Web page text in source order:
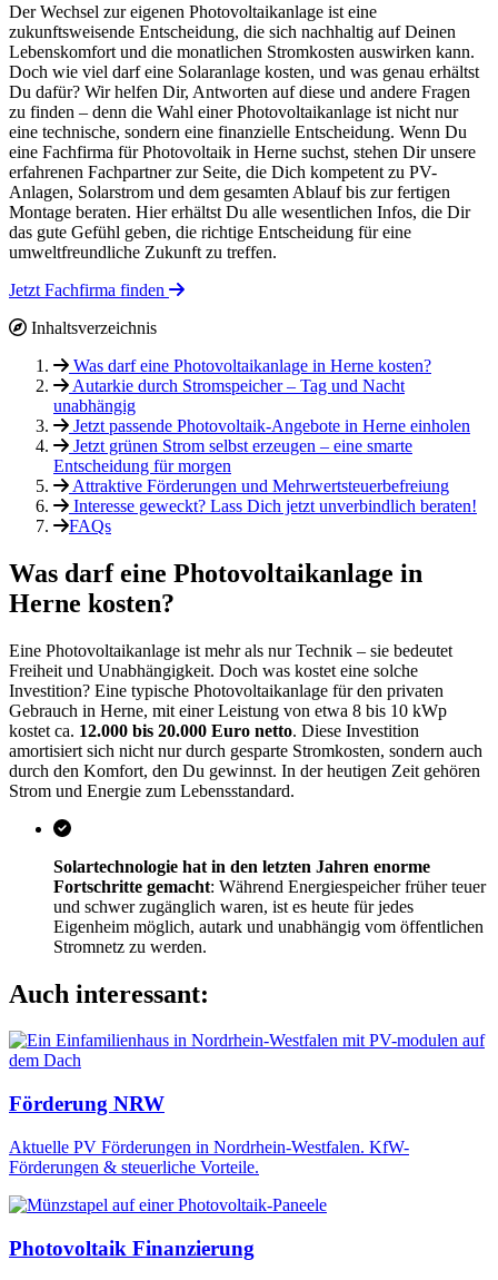
Der Wechsel zur eigenen Photovoltaikanlage ist eine
zukunftsweisende Entscheidung, die sich nachhaltig auf Deinen
Lebenskomfort und die monatlichen Stromkosten auswirken kann.
Doch wie viel darf eine Solaranlage kosten, und was genau erhältst
Du dafür? Wir helfen Dir, Antworten auf diese und andere Fragen
zu finden – denn die Wahl einer Photovoltaikanlage ist nicht nur
eine technische, sondern eine finanzielle Entscheidung. Wenn Du
eine Fachfirma für Photovoltaik in Herne suchst, stehen Dir unsere
erfahrenen Fachpartner zur Seite, die Dich kompetent zu PV-
Anlagen, Solarstrom und dem gesamten Ablauf bis zur fertigen
Montage beraten. Hier erhältst Du alle wesentlichen Infos, die Dir
das gute Gefühl geben, die richtige Entscheidung für eine
umweltfreundliche Zukunft zu treffen.
Jetzt Fachfirma finden
Inhaltsverzeichnis
Was darf eine Photovoltaikanlage in Herne kosten?
Autarkie durch Stromspeicher – Tag und Nacht
unabhängig
Jetzt passende Photovoltaik-Angebote in Herne einholen
Jetzt grünen Strom selbst erzeugen – eine smarte
Entscheidung für morgen
Attraktive Förderungen und Mehrwertsteuerbefreiung
Interesse geweckt? Lass Dich jetzt unverbindlich beraten!
FAQs
Was darf eine Photovoltaikanlage in
Herne kosten?
Eine Photovoltaikanlage ist mehr als nur Technik – sie bedeutet
Freiheit und Unabhängigkeit. Doch was kostet eine solche
Investition? Eine typische Photovoltaikanlage für den privaten
Gebrauch in Herne, mit einer Leistung von etwa 8 bis 10 kWp
kostet ca. 12.000 bis 20.000 Euro netto. Diese Investition
amortisiert sich nicht nur durch gesparte Stromkosten, sondern auch
durch den Komfort, den Du gewinnst. In der heutigen Zeit gehören
Strom und Energie zum Lebensstandard.
Solartechnologie hat in den letzten Jahren enorme
Fortschritte gemacht: Während Energiespeicher früher teuer
und schwer zugänglich waren, ist es heute für jedes
Eigenheim möglich, autark und unabhängig vom öffentlichen
Stromnetz zu werden.
Auch interessant:
Förderung NRW
Aktuelle PV Förderungen in Nordrhein-Westfalen. KfW-
Förderungen & steuerliche Vorteile.
Photovoltaik Finanzierung